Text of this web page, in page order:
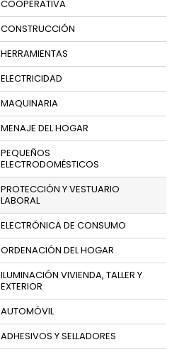
COOPERATIVA
CONSTRUCCIÓN
HERRAMIENTAS
ELECTRICIDAD
MAQUINARIA
MENAJE DEL HOGAR
PEQUEÑOS
ELECTRODOMÉSTICOS
PROTECCIÓN Y VESTUARIO
LABORAL
ELECTRÓNICA DE CONSUMO
ORDENACIÓN DEL HOGAR
ILUMINACIÓN VIVIENDA, TALLER Y
EXTERIOR
AUTOMÓVIL
ADHESIVOS Y SELLADORES